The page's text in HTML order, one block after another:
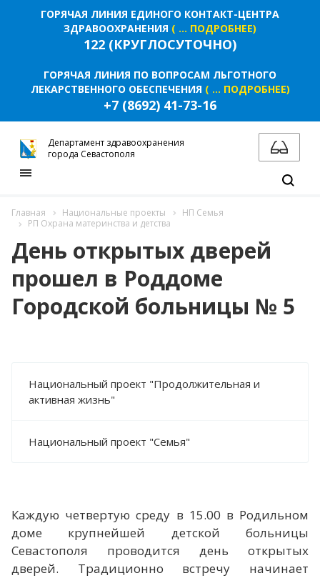
Главная Национальные проекты
НП Семья
РП Охрана материнства и детства
День открытых дверей
прошел в Роддоме
Городской больницы № 5
Национальный проект "Продолжительная и
активная жизнь"
Национальный проект "Семья"
Каждую четвертую среду в 15.00 в Родильном
доме крупнейшей детской больницы
Севастополя проводится день открытых
дверей. Традиционно встречу начинает
ГОРЯЧАЯ ЛИНИЯ ЕДИНОГО КОНТАКТ-ЦЕНТРА
ЗДРАВООХРАНЕНИЯ ( ... ПОДРОБНЕЕ)
122 (КРУГЛОСУТОЧНО)
ГОРЯЧАЯ ЛИНИЯ ПО ВОПРОСАМ ЛЬГОТНОГО
ЛЕКАРСТВЕННОГО ОБЕСПЕЧЕНИЯ ( ... ПОДРОБНЕЕ)
+7 (8692) 41-73-16
Департамент здравоохранения
города Севастополя